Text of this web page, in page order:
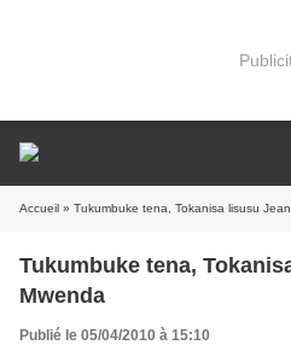
Accueil » Tukumbuke tena, Tokanisa lisusu
Tukumbuke tena,
Mwenda
Publié le 05/04/2010 à 15:10